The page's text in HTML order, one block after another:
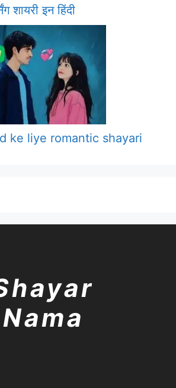
शायरी इन हिंदी
ke liye romantic shayari
Nama